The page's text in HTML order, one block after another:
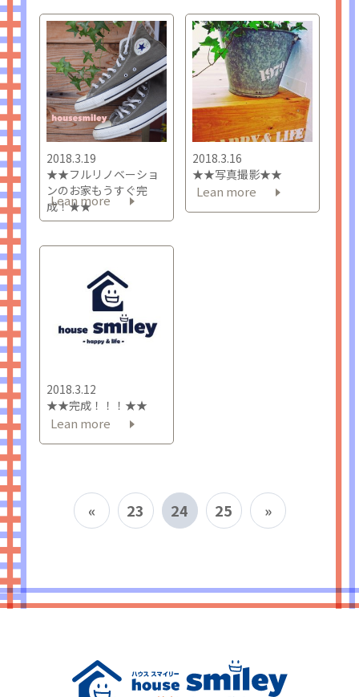
2018.3.19
★★フルリノベーショ
ンのお家もうすぐ完
成！★★
Lean more
2018.3.16
★★写真撮影★★
Lean more
2018.3.12
★★完成！！！★★
Lean more
« 23 24 25 »